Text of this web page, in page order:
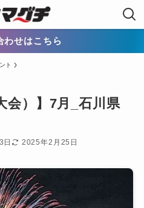
わせはこちら
ト
会）】7月_石川県
2025年2月25日